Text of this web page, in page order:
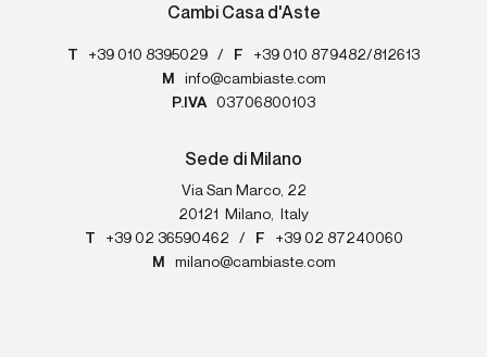
Cambi Casa d'Aste
T +39 010 8395029 / F
+39 010 879482/812613
M
info@cambiaste.com
P.IVA
03706800103
Sede di Milano
Via San Marco, 22
20121
Milano,
Italy
T
+39 02 36590462 / F
+39 02 87240060
M
milano@cambiaste.com